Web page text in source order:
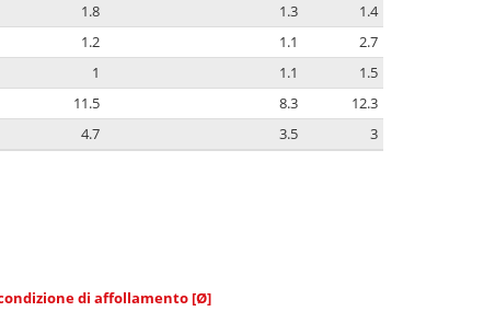
1.8 1.3
1.4
1.2 1.1
2.7
1 1.1
1.5
11.5 8.3
12.3
4.7 3.5 3
di affollamento [Ø]